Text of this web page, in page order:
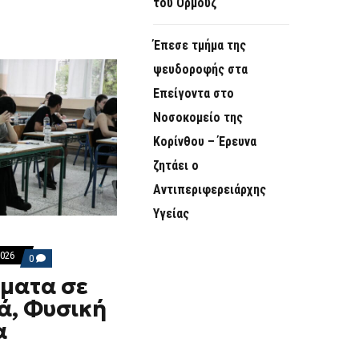
0 COMMENTS
ON
ΔΕΊΤΕ
ΤΑ
ΘΈΜΑΤΑ
ΣΕ
σε
Φυσική
του Ορμούζ
Έπεσε τμήμα της
ψευδοροφής στα
Επείγοντα στο
Νοσοκομείο της
Κορίνθου – Έρευνα
ζητάει ο
Αντιπεριφερειάρχης
Υγείας